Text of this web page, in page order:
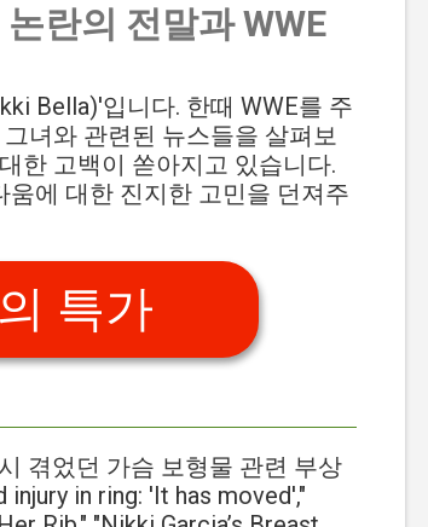
란의 전말과 WWE
Bella)'입니다. 한때 WWE를 주
녀와 관련된 뉴스들을 살펴보
한 고백이 쏟아지고 있습니다.
에 대한 진지한 고민을 던져주
특가
겪었던 가슴 보형물 관련 부상
in ring: 'It has moved',"